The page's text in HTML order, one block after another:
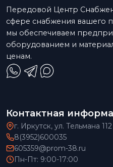
Передовой Центр
сфере снабжения вашего
мы обеспечиваем
оборудованием и
ценам.
Контактная
г. Иркутск, ул. Тельмана 112
8(3952)600035
605359@prom-38.ru
Пн-Пт: 9:00-17:00